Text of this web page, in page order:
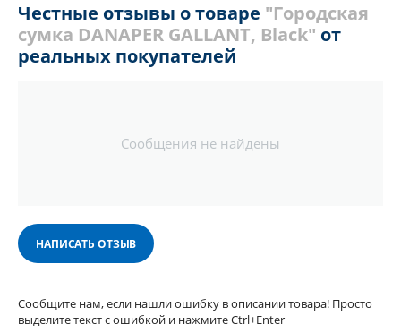
Честные отзывы о товаре "Городская
сумка DANAPER GALLANT, Black" от
реальных покупателей
Сообщения не найдены
НАПИСАТЬ ОТЗЫВ
Сообщите нам, если нашли ошибку в описании товара! Просто
выделите текст с ошибкой и нажмите Ctrl+Enter